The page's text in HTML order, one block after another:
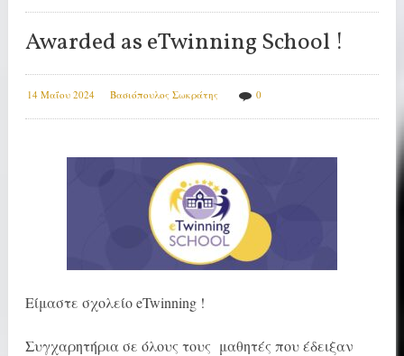
Awarded as eTwinning School !
14 Μαΐου 2024 Βασιόπουλος Σωκράτης 0
Είμαστε σχολείο eTwinning !
Συγχαρητήρια σε όλους τους μαθητές που έδειξαν